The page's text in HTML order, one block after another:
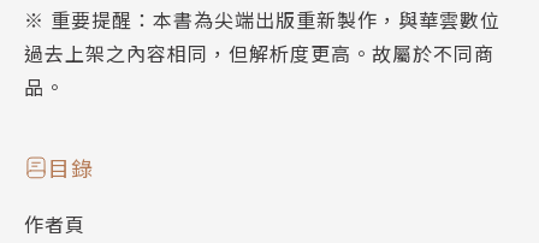
※ 重要提醒：本書為尖端出版重新製作，與華雲數位
過去上架之內容相同，但解析度更高。故屬於不同商
品。
目錄
作者頁